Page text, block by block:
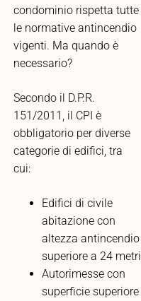
condominio rispetta tutte
le normative antincendio
vigenti. Ma quando è
necessario?
Secondo il D.P.R.
151/2011, il CPI è
obbligatorio per diverse
categorie di edifici, tra
cui:
Edifici di civile
abitazione con
altezza antincendio
superiore a 24 metri
Autorimesse con
superficie superiore